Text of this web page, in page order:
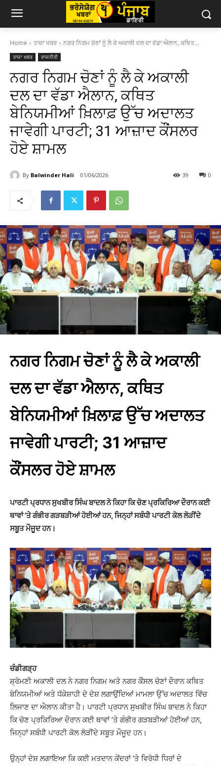
Home ਤਾਜ਼ਾ ਖਬਰ ਨਗਰ ਨਿਗਮ ਚੋਣਾਂ ਨੂੰ ਲੈ ਕੇ ਅਕਾਲੀ ਦਲ ਦਾ ਵੱਡਾ ਐਲਾਨ, ਕਥਿਤ...
ਤਾਜ਼ਾ ਖਬਰ ਰਾਜਨੀਤੀ
ਨਗਰ ਨਿਗਮ ਚੋਣਾਂ ਨੂੰ ਲੈ ਕੇ ਅਕਾਲੀ
ਦਲ ਦਾ ਵੱਡਾ ਐਲਾਨ, ਕਥਿਤ
ਬੇਨਿਯਮੀਆਂ ਖ਼ਿਲਾਫ਼ ਉੱਚ ਅਦਾਲਤ
ਜਾਵੇਗੀ ਪਾਰਟੀ; 31 ਆਜ਼ਾਦ ਕੌਂਸਲਰ
ਹੋਏ ਸ਼ਾਮਲ
By Balwinder Hali 01/06/2026 0
39
ਨਗਰ ਨਿਗਮ ਚੋਣਾਂ ਨੂੰ ਲੈ ਕੇ ਅਕਾਲੀ
ਦਲ ਦਾ ਵੱਡਾ ਐਲਾਨ, ਕਥਿਤ
ਬੇਨਿਯਮੀਆਂ ਖ਼ਿਲਾਫ਼ ਉੱਚ ਅਦਾਲਤ
ਜਾਵੇਗੀ ਪਾਰਟੀ; 31 ਆਜ਼ਾਦ
ਕੌਂਸਲਰ ਹੋਏ ਸ਼ਾਮਲ
ਪਾਰਟੀ ਪ੍ਰਧਾਨ ਸੁਖਬੀਰ ਸਿੰਘ ਬਾਦਲ ਨੇ ਕਿਹਾ ਕਿ ਚੋਣ ਪ੍ਰਕਿਰਿਆ ਦੌਰਾਨ ਕਈ
ਥਾਵਾਂ ’ਤੇ ਗੰਭੀਰ ਗੜਬੜੀਆਂ ਹੋਈਆਂ ਹਨ, ਜਿਨ੍ਹਾਂ ਸਬੰਧੀ ਪਾਰਟੀ ਕੋਲ ਲੋੜੀਂਦੇ
ਸਬੂਤ ਮੌਜੂਦ ਹਨ।
ਚੰਡੀਗੜ੍ਹ
ਸ਼੍ਰੋਮਣੀ ਅਕਾਲੀ ਦਲ ਨੇ ਨਗਰ ਨਿਗਮ ਅਤੇ ਨਗਰ ਕੌਂਸਲ ਚੋਣਾਂ ਦੌਰਾਨ ਕਥਿਤ
ਬੇਨਿਯਮੀਆਂ ਅਤੇ ਧੱਕੇਸ਼ਾਹੀ ਦੇ ਦੋਸ਼ ਲਗਾਉਂਦਿਆਂ ਮਾਮਲਾ ਉੱਚ ਅਦਾਲਤ ਵਿੱਚ
ਲਿਜਾਣ ਦਾ ਐਲਾਨ ਕੀਤਾ ਹੈ। ਪਾਰਟੀ ਪ੍ਰਧਾਨ ਸੁਖਬੀਰ ਸਿੰਘ ਬਾਦਲ ਨੇ ਕਿਹਾ
ਕਿ ਚੋਣ ਪ੍ਰਕਿਰਿਆ ਦੌਰਾਨ ਕਈ ਥਾਵਾਂ ’ਤੇ ਗੰਭੀਰ ਗੜਬੜੀਆਂ ਹੋਈਆਂ ਹਨ,
ਜਿਨ੍ਹਾਂ ਸਬੰਧੀ ਪਾਰਟੀ ਕੋਲ ਲੋੜੀਂਦੇ ਸਬੂਤ ਮੌਜੂਦ ਹਨ।
ਉਨ੍ਹਾਂ ਦੋਸ਼ ਲਗਾਇਆ ਕਿ ਕਈ ਮਤਦਾਨ ਕੇਂਦਰਾਂ ’ਤੇ ਵਿਰੋਧੀ ਧਿਰਾਂ ਦੇ